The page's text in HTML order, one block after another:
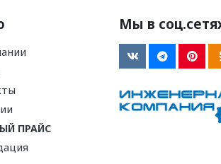
ПРАЙС
Мы в